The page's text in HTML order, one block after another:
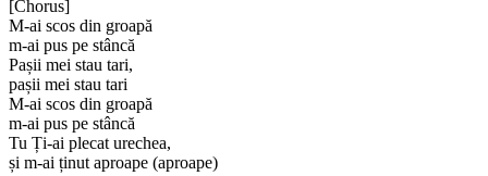
[Chorus]
M-ai scos din groapă
m-ai pus pe stâncă
Pașii mei stau tari,
pașii mei stau tari
M-ai scos din groapă
m-ai pus pe stâncă
Tu Ți-ai plecat urechea,
și m-ai ținut aproape (aproape)